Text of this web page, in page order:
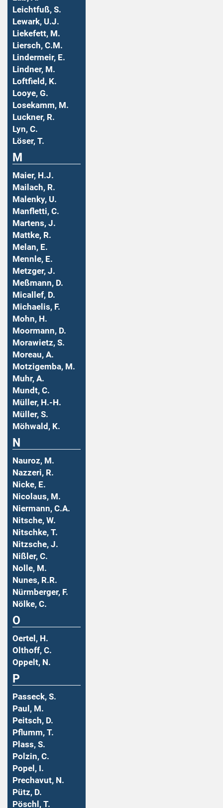
Leichtfuß, S.
Lewark, U.J.
Liekefett, M.
Liersch, C.M.
Lindermeir, E.
Lindner, M.
Loftfield, K.
Looye, G.
Losekamm, M.
Luckner, R.
Lyn, C.
Löser, T.
M
Maier, H.J.
Mailach, R.
Malenky, U.
Manfletti, C.
Martens, J.
Mattke, R.
Melan, E.
Mennle, E.
Metzger, J.
Meßmann, D.
Micallef, D.
Michaelis, F.
Mohn, H.
Moormann, D.
Morawietz, S.
Moreau, A.
Motzigemba, M.
Muhr, A.
Mundt, C.
Müller, H.-H.
Müller, S.
Möhwald, K.
N
Nauroz, M.
Nazzeri, R.
Nicke, E.
Nicolaus, M.
Niermann, C.A.
Nitsche, W.
Nitschke, T.
Nitzsche, J.
Nißler, C.
Nolle, M.
Nunes, R.R.
Nürmberger, F.
Nölke, C.
O
Oertel, H.
Olthoff, C.
Oppelt, N.
P
Passeck, S.
Paul, M.
Peitsch, D.
Pflumm, T.
Plass, S.
Polzin, C.
Popel, I.
Prechavut, N.
Pütz, D.
Pöschl, T.